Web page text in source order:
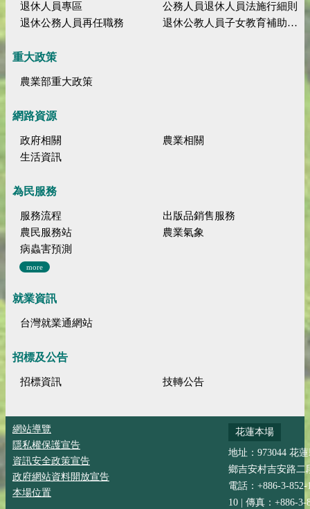
退休人員專區
公務人員退休人員法施行細則
退休公務人員再任職務
退休公教人員子女教育補助規定
重大政策
農業部重大政策
網路資源
政府相關
農業相關
生活資訊
為民服務
服務流程
出版品銷售服務
農民服務站
農業氣象
病蟲害預測
more
就業資訊
台灣就業通網站
招標及公告
招標資訊 技轉公告
網站導覽
隱私權保護宣告
資訊安全政策宣告
政府網站資料開放宣告
本場位置
花蓮本場
地址：973044 花
鄉吉安村吉安路二
電話：+886-3-852-
10 | 傳真：+886-3-